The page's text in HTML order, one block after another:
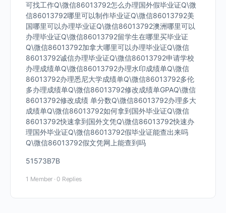
可找工作Q\微信86013792怎么办理国外假毕业证Q\微
信86013792哪里可以制作毕业证Q\微信86013792美
国哪里可以办理毕业证Q\微信86013792澳洲哪里可以
办理毕业证Q\微信86013792留学生在哪里买毕业证
Q\微信86013792加拿大哪里可以办理毕业证Q\微信
86013792诚信办理毕业证Q\微信86013792申请学校
办理成绩单Q\微信86013792办理水印成绩单Q\微信
86013792办理悉尼大学成绩单Q\微信86013792多伦
多办理成绩单Q\微信86013792修改成绩单GPAQ\微信
86013792修改成绩 单分数Q\微信86013792办理多大
成绩单Q\微信86013792如何拿到国外毕业证Q\微信
86013792快速拿到国外文凭Q\微信86013792快速办
理国外毕业证Q\微信86013792假毕业证能查出来吗
Q\微信86013792假文凭网上能查到吗
51573B7B
1 Member · 0 Replies